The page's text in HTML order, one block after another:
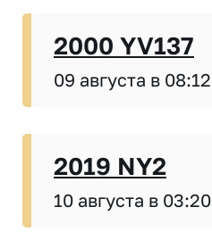
2000 YV137
09 августа в 08:12
2019 NY2
10 августа в 03:20